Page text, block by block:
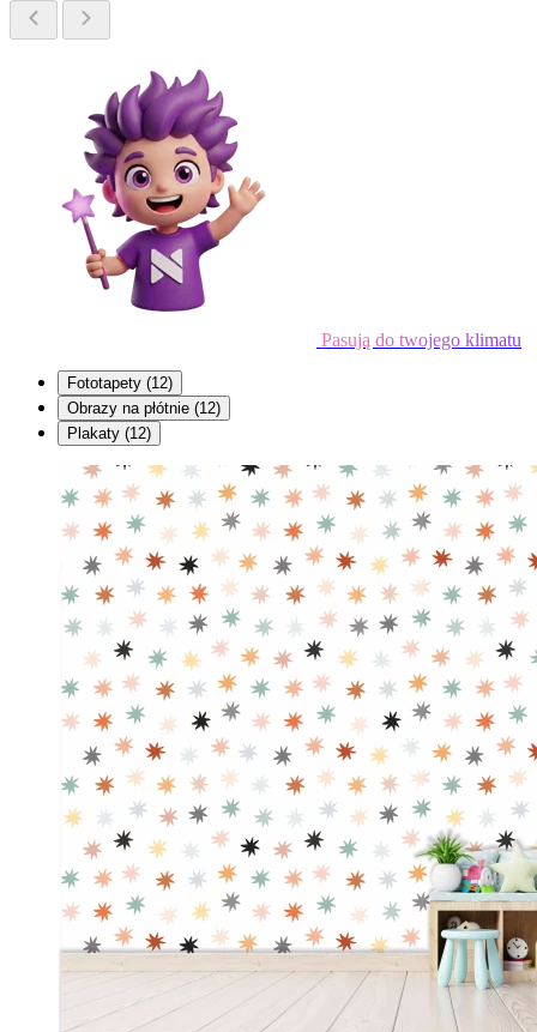
Pasują do twojego klimatu
Fototapety (12)
Obrazy na płótnie (12)
Plakaty (12)